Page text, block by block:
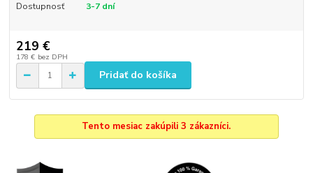
Dostupnosť 3-7 dní
219 €
178 € bez DPH
Pridať do košíka
Tento mesiac zakúpili 3 zákazníci.